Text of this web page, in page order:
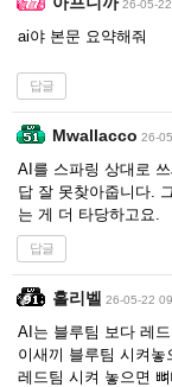
26-05-
ai야 본문 요약해줘
답글
Mwallacco 26-
AI를 스파링 상대로
답 잘 못찾아줍니다.
는 게 더 타당하고요.
답글
홀리벨 26-05-22
AI는 블루팀 보다 레
이새끼 블루팀 시켜놓
레드팀 시켜 놓으면 뼈